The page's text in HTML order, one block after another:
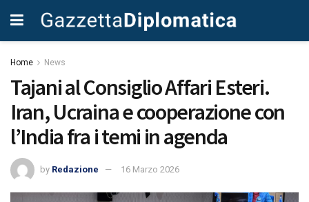
Home News
Tajani al Consiglio Affari Esteri.
Iran, Ucraina e cooperazione con
l’India fra i temi in agenda
by Redazione 16 Marzo 2026